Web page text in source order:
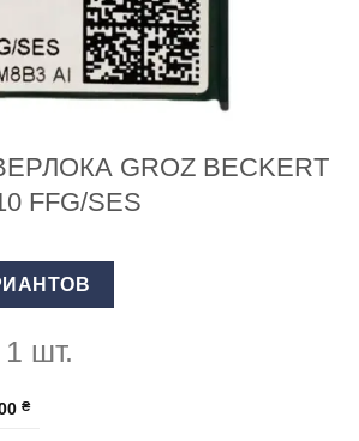
GROZ BECKERT
FFG/SES
шт.
₴